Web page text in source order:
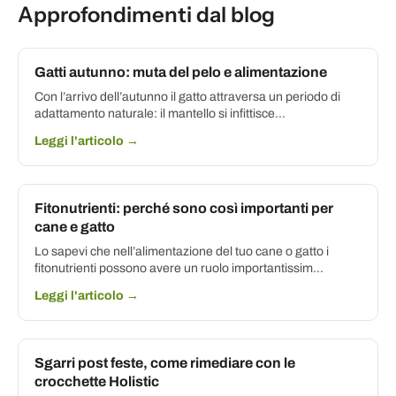
Approfondimenti dal blog
Gatti autunno: muta del pelo e alimentazione
Con l’arrivo dell’autunno il gatto attraversa un periodo di
adattamento naturale: il mantello si infittisce...
Leggi l'articolo →
Fitonutrienti: perché sono così importanti per
cane e gatto
Lo sapevi che nell’alimentazione del tuo cane o gatto i
fitonutrienti possono avere un ruolo importantissim...
Leggi l'articolo →
Sgarri post feste, come rimediare con le
crocchette Holistic